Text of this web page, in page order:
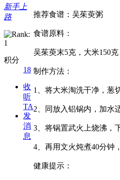
新手上
路
积分
18
收
听
TA
发
消
息
推荐食谱：吴茱萸粥
食谱原料：
吴茱萸末5克，大米150克
制作方法：
1、将大米淘洗干净，葱
2、同放入铝锅内，加水
3、将锅置武火上烧沸，
4、再用文火炖煮40分钟
健康提示：